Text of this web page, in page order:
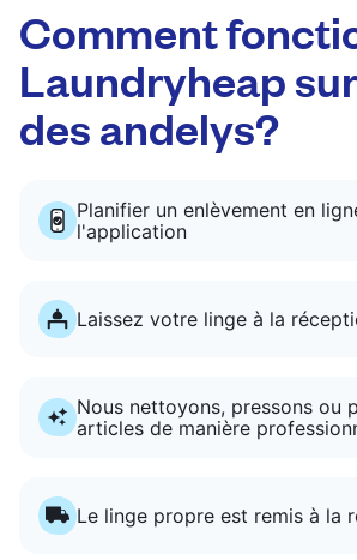
Comment
Laundryheap
des andelys?
Planifier un enlèvement en
l'application
Laissez votre linge à la
Nous nettoyons, pressons ou
articles de manière
Le linge propre est remis à la